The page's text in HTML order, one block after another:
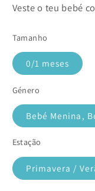
Veste o teu bebé
Tamanho
0/1 meses
Género
Bebé Menina,
Estação
Primavera /